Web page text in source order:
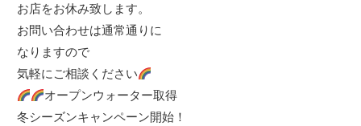
お店をお休み致します。
お問い合わせは通常通りに
なりますので
気軽にご相談ください
オープンウォーター取得
冬シーズンキャンペーン開始！